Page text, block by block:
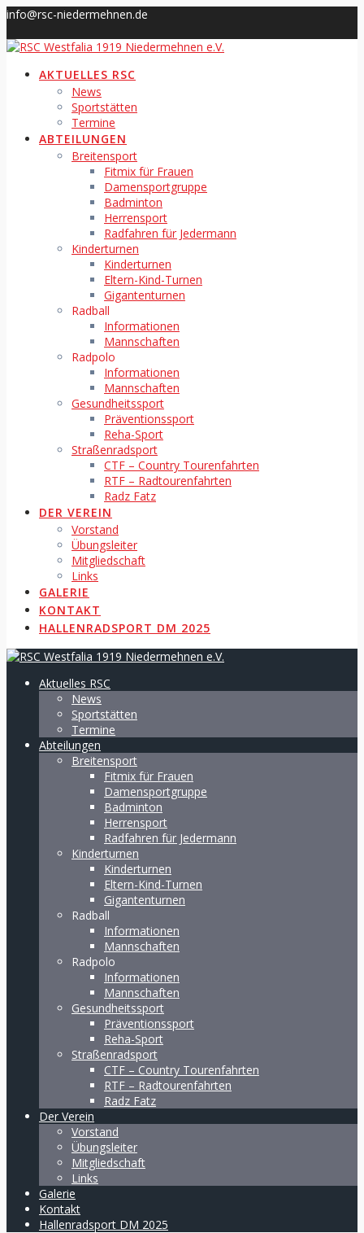
Skip
content
info@rsc-niedermehnen.de
AKTUELLES RSC
News
Sportstätten
Termine
ABTEILUNGEN
Breitensport
Fitmix für Frauen
Damensportgruppe
Badminton
Herrensport
Radfahren für Jedermann
Kinderturnen
Kinderturnen
Eltern-Kind-Turnen
Gigantenturnen
Radball
Informationen
Mannschaften
Radpolo
Informationen
Mannschaften
Gesundheitssport
Präventionssport
Reha-Sport
Straßenradsport
CTF – Country Tourenfahrten
RTF – Radtourenfahrten
Radz Fatz
DER VEREIN
Vorstand
Übungsleiter
Mitgliedschaft
Links
GALERIE
KONTAKT
HALLENRADSPORT DM 2025
Aktuelles RSC
News
Sportstätten
Termine
Abteilungen
Breitensport
Fitmix für Frauen
Damensportgruppe
Badminton
Herrensport
Radfahren für Jedermann
Kinderturnen
Kinderturnen
Eltern-Kind-Turnen
Gigantenturnen
Radball
Informationen
Mannschaften
Radpolo
Informationen
Mannschaften
Gesundheitssport
Präventionssport
Reha-Sport
Straßenradsport
CTF – Country Tourenfahrten
RTF – Radtourenfahrten
Radz Fatz
Der Verein
Vorstand
Übungsleiter
Mitgliedschaft
Links
Galerie
Kontakt
Hallenradsport DM 2025